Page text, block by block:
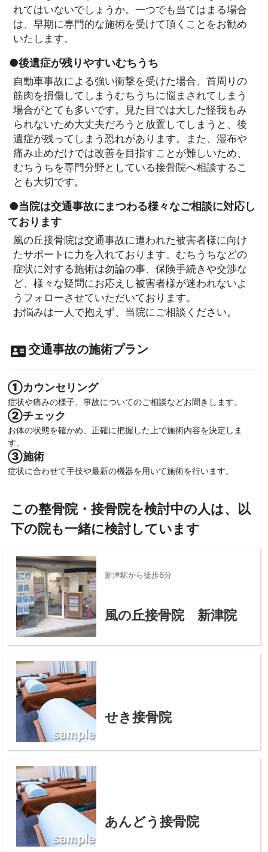
れてはいないでしょうか。一つでも当てはまる場合
は、早期に専門的な施術を受けて頂くことをお勧め
いたします。
●後遺症が残りやすいむちうち
自動車事故による強い衝撃を受けた場合、首周りの
筋肉を損傷してしまうむちうちに悩まされてしまう
場合がとても多いです。見た目では大した怪我もみ
られないため大丈夫だろうと放置してしまうと、後
遺症が残ってしまう恐れがあります。また、湿布や
痛み止めだけでは改善を目指すことが難しいため、
むちうちを専門分野としている接骨院へ相談するこ
とも大切です。
●当院は交通事故にまつわる様々なご相談に対応し
ております
風の丘接骨院は交通事故に遭われた被害者様に向け
たサポートに力を入れております。むちうちなどの
症状に対する施術は勿論の事、保険手続きや交渉な
ど、様々な疑問にお応えし被害者様が迷われないよ
うフォローさせていただいております。
お悩みは一人で抱えず、当院にご相談ください。
交通事故の施術プラン
①カウンセリング
症状や痛みの様子、事故についてのご相談などお聞きします。
②チェック
お体の状態を確かめ、正確に把握した上で施術内容を決定しま
す。
③施術
症状に合わせて手技や最新の機器を用いて施術を行います。
この整骨院・接骨院を検討中の人は、以
下の院も一緒に検討しています
新津駅から徒歩6分
風の丘接骨院 新津院
せき接骨院
あんどう接骨院